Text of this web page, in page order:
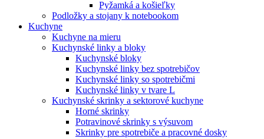
Pyžamká a košieľky
Podložky a stojany k notebookom
Kuchyne
Kuchyne na mieru
Kuchynské linky a bloky
Kuchynské bloky
Kuchynské linky bez spotrebičov
Kuchynské linky so spotrebičmi
Kuchynské linky v tvare L
Kuchynské skrinky a sektorové kuchyne
Horné skrinky
Potravinové skrinky s výsuvom
Skrinky pre spotrebiče a pracovné dosky